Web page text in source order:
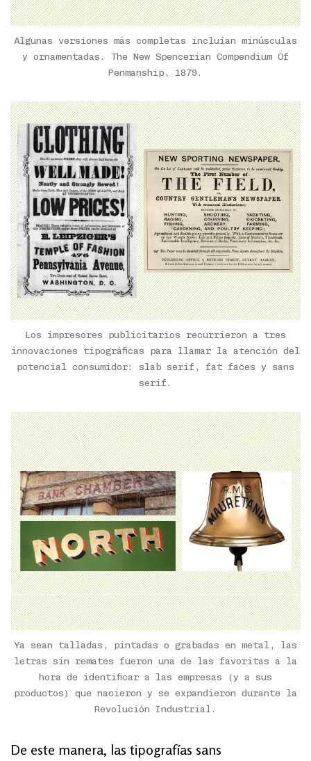
Algunas versiones más completas incluían minúsculas
y ornamentadas. The New Spencerian Compendium Of
Penmanship, 1879.
Los impresores publicitarios recurrieron a tres
innovaciones tipográficas para llamar la atención del
potencial consumidor: slab serif, fat faces y sans
serif.
Ya sean talladas, pintadas o grabadas en metal, las
letras sin remates fueron una de las favoritas a la
hora de identificar a las empresas (y a sus
productos) que nacieron y se expandieron durante la
Revolución Industrial.
De este manera, las tipografías sans